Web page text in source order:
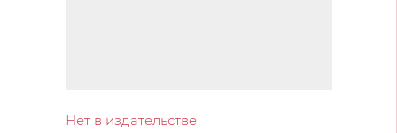
Нет в издательстве